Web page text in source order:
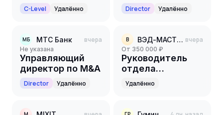
C-Level Удалённо Director Удалённо
МБ МТС Банк вчера
Не указана
Управляющий
директор по M&A
Director Удалённо
В ВЭД-МАСТЕР вчера
от 350 000 ₽
Руководитель
отдела
казначейства
Удалённо